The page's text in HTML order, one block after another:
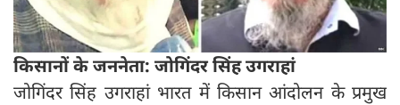
किसानों के जननेता: जोगिंदर सिंह उगराहां
जोगिंदर सिंह उगराहां भारत में किसान आंदोलन के प्रमुख